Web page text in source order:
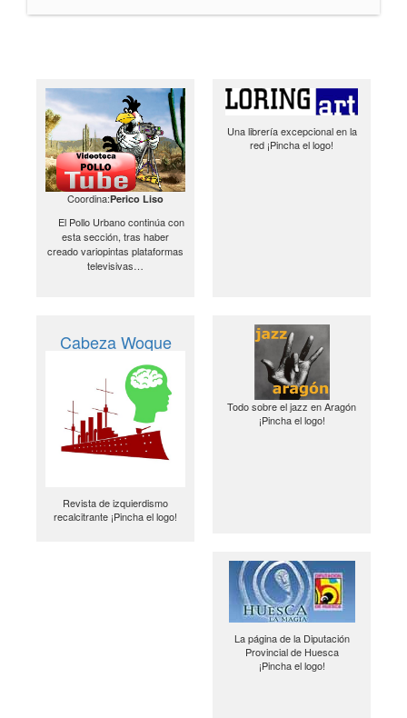
Coordina:Perico Liso
El Pollo Urbano continúa con
esta sección, tras haber
creado variopintas plataformas
televisivas…
Una librería excepcional en la
red ¡Pincha el logo!
Cabeza Woque
Revista de izquierdismo
recalcitrante ¡Pincha el logo!
Todo sobre el jazz en Aragón
¡Pincha el logo!
La página de la Diputación
Provincial de Huesca
¡Pincha el logo!